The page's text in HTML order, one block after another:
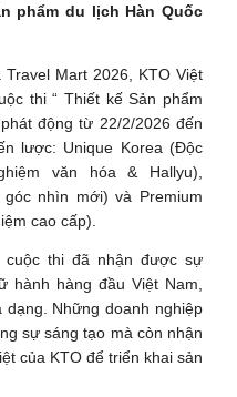
phẩm du lịch Hàn Quốc
Mart 2026, KTO Việt
thi “ Thiết kế Sản phẩm
động từ 22/2/2026 đến
lược: Unique Korea (Độc
văn hóa & Hallyu),
góc nhìn mới) và Premium
cao cấp).
cuộc thi đã nhận được sự
hành hàng đầu Việt Nam,
Những doanh nghiệp
sự sáng tạo mà còn nhận
của KTO để triển khai sản